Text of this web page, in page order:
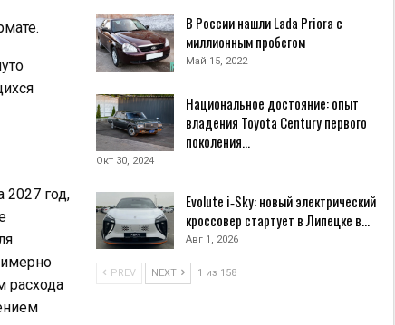
2027 год,
расхода
В России нашли Lada Priora с
миллионным пробегом
Май 15, 2022
Национальное достояние: опыт
владения Toyota Century первого
поколения…
Окт 30, 2024
Evolute i‑Sky: новый электрический
кроссовер стартует в Липецке в…
Авг 1, 2026
PREV NEXT 1 из 158